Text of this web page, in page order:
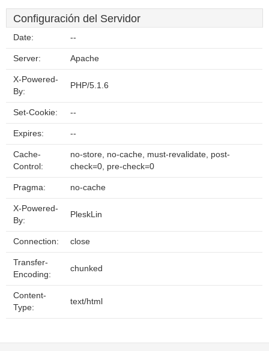
Configuración del Servidor
Date: --
Server: Apache
X-Powered-
By:
PHP/5.1.6
Set-Cookie: --
Expires: --
Cache-
Control:
no-store, no-cache, must-revalidate, post-
check=0, pre-check=0
Pragma: no-cache
X-Powered-
By:
PleskLin
Connection: close
Transfer-
Encoding:
chunked
Content-
Type:
text/html